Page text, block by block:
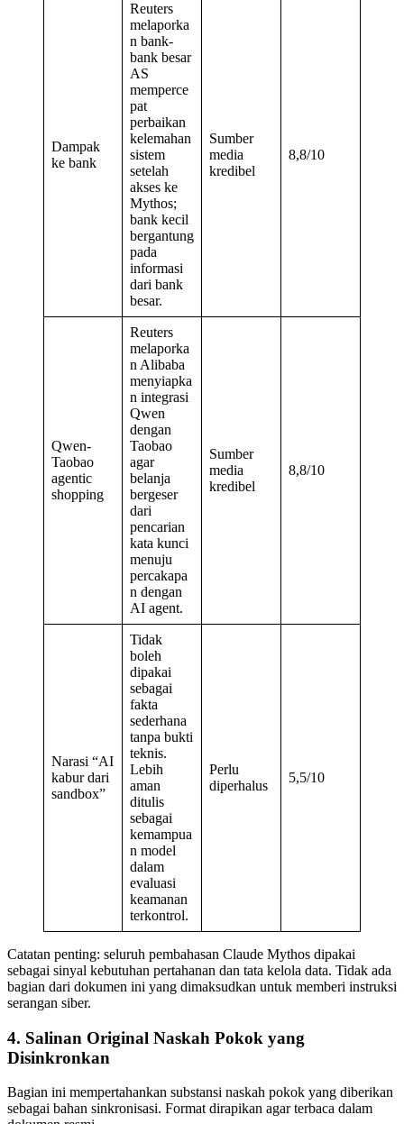
Dampak
ke bank
Reuters
melaporka
n bank-
bank besar
AS
memperce
pat
perbaikan
kelemahan
sistem
setelah
akses ke
Mythos;
bank kecil
bergantung
pada
informasi
dari bank
besar.
Sumber
media
kredibel
8,8/10
Qwen-
Taobao
agentic
shopping
Reuters
melaporka
n Alibaba
menyiapka
n integrasi
Qwen
dengan
Taobao
agar
belanja
bergeser
dari
pencarian
kata kunci
menuju
percakapa
n dengan
AI agent.
Sumber
media
kredibel
8,8/10
Narasi “AI
kabur dari
sandbox”
Tidak
boleh
dipakai
sebagai
fakta
sederhana
tanpa bukti
teknis.
Lebih
aman
ditulis
sebagai
kemampua
n model
dalam
evaluasi
keamanan
terkontrol.
Perlu
diperhalus
5,5/10
Catatan penting: seluruh pembahasan Claude Mythos dipakai
sebagai sinyal kebutuhan pertahanan dan tata kelola data. Tidak ada
bagian dari dokumen ini yang dimaksudkan untuk memberi instruksi
serangan siber.
4. Salinan Original Naskah Pokok yang
Disinkronkan
Bagian ini mempertahankan substansi naskah pokok yang diberikan
sebagai bahan sinkronisasi. Format dirapikan agar terbaca dalam